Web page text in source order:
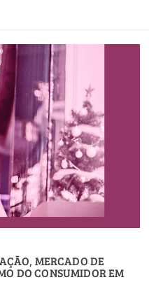
MERCADO DE
DO CONSUMIDOR EM